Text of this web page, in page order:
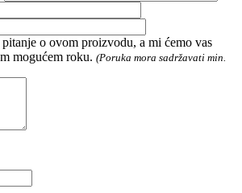
o ovom proizvodu, a mi ćemo vas
mogućem roku. (Poruka mora sadržavati min.